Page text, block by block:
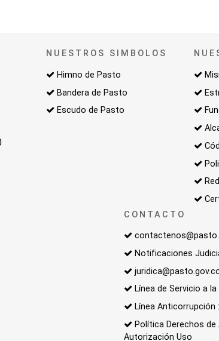
NUESTROS SIMBOLOS
Himno de Pasto
Bandera de Pasto
Escudo de Pasto
CONTACTO
Notificaciones
Línea de Servicio a
Línea Anticorrupción
Política Derechos de
Autorización Uso